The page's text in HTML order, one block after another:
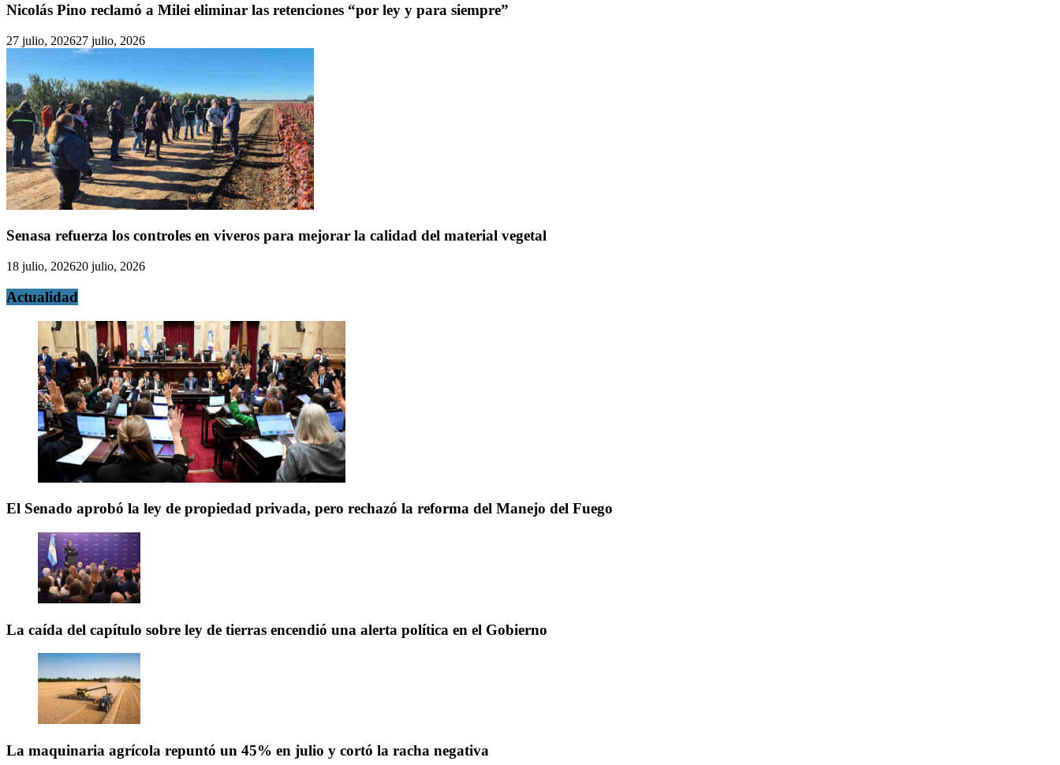
Nicolás Pino reclamó a Milei eliminar las retenciones “por ley y para siempre”
27 julio, 202627 julio, 2026
Senasa refuerza los controles en viveros para mejorar la calidad del material vegetal
18 julio, 202620 julio, 2026
Actualidad
El Senado aprobó la ley de propiedad privada, pero rechazó la reforma del Manejo del Fuego
La caída del capítulo sobre ley de tierras encendió una alerta política en el Gobierno
La maquinaria agrícola repuntó un 45% en julio y cortó la racha negativa